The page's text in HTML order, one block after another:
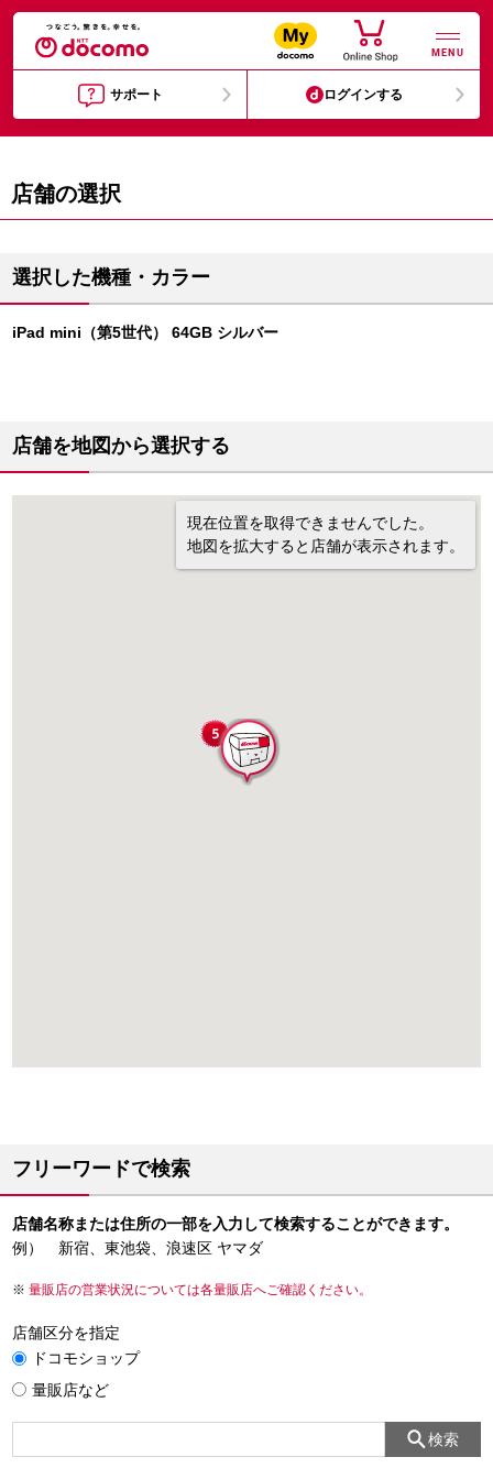
MENU
サポート ログインする
店舗の選択
選択した機種・カラー
iPad mini（第5世代） 64GB シルバー
店舗を地図から選択する
現在位置を取得できませんでした。
地図を拡大すると店舗が表示されます。
フリーワードで検索
店舗名称または住所の一部を入力して検索することができます。
例） 新宿、東池袋、浪速区 ヤマダ
量販店の営業状況については各量販店へご確認ください。
店舗区分を指定
ドコモショップ
量販店など
検索